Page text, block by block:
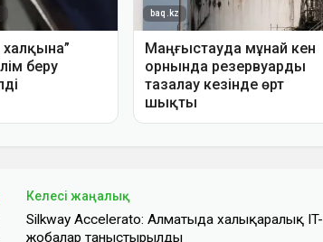
Келесі жаңалық
Silkway Accelerato: Алматыда халықаралық IT-
жобалар таныстырылды